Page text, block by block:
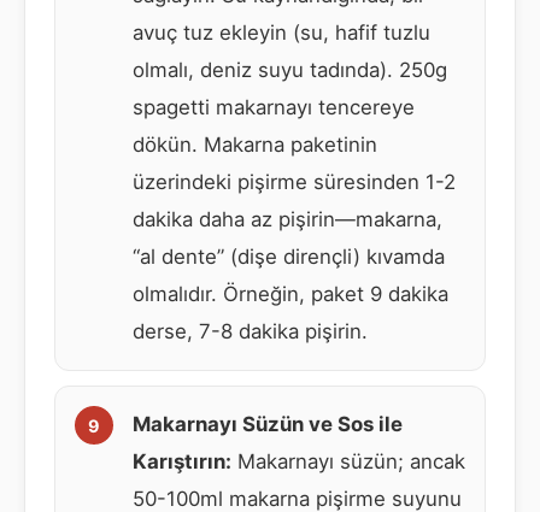
avuç tuz ekleyin (su, hafif tuzlu
olmalı, deniz suyu tadında). 250g
spagetti makarnayı tencereye
dökün. Makarna paketinin
üzerindeki pişirme süresinden 1-2
dakika daha az pişirin—makarna,
“al dente” (dişe dirençli) kıvamda
olmalıdır. Örneğin, paket 9 dakika
derse, 7-8 dakika pişirin.
Makarnayı Süzün ve Sos ile
Karıştırın: Makarnayı süzün; ancak
50-100ml makarna pişirme suyunu